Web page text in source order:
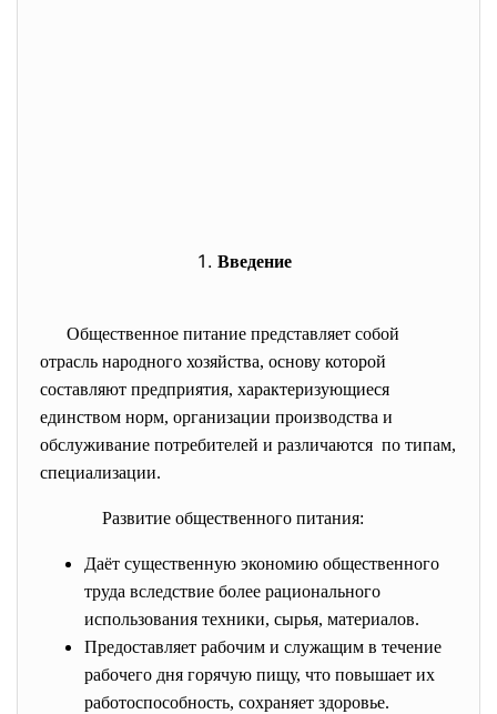
Введение
Общественное питание представляет собой
отрасль народного хозяйства, основу которой
составляют предприятия, характеризующиеся
единством норм, организации производства и
обслуживание потребителей и различаются по типам,
специализации.
Развитие общественного питания:
Даёт существенную экономию общественного
труда вследствие более рационального
использования техники, сырья, материалов.
Предоставляет рабочим и служащим в течение
рабочего дня горячую пищу, что повышает их
работоспособность, сохраняет здоровье.